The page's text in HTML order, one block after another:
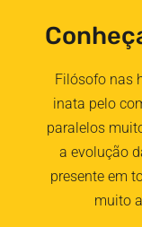
Filósofo nas
inata pelo
paralelos
a evolução
presente em
muito